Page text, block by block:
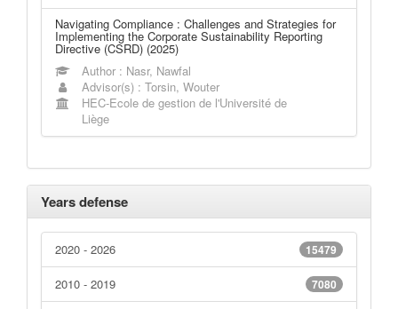
Navigating Compliance : Challenges and Strategies for
Implementing the Corporate Sustainability Reporting
Directive (CSRD) (2025)
Author : Nasr, Nawfal
Advisor(s) : Torsin, Wouter
HEC-Ecole de gestion de l'Université de
Liège
Years defense
15479
2020 - 2026
7080
2010 - 2019